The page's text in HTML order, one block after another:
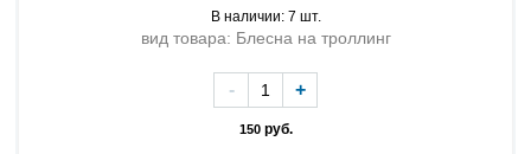
В наличии: 7 шт.
вид товара: Блесна на троллинг
150руб.
- +